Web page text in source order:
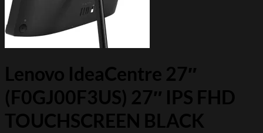
Lenovo IdeaCentre 27″
(F0GJ00F3US) 27″ IPS FHD
TOUCHSCREEN BLACK